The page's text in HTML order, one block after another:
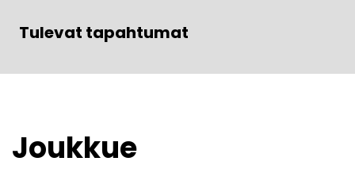
Tulevat tapahtumat
Joukkue